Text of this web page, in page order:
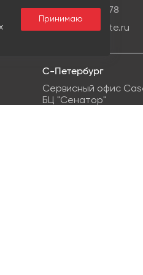
+7 499959-08-78
info@ipg-estate.ru
С-Петербург
Сервисный офис
БЦ "Сенатор"
Принимаю